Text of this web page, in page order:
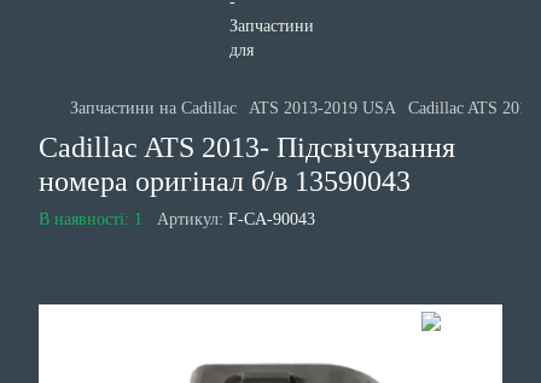
Запчастини на Cadillac ATS 2013-2019 USA Cadillac ATS
Cadillac ATS 2013- Підсвічування
номера оригінал б/в 13590043
В наявності: 1 Артикул: F-CA-90043